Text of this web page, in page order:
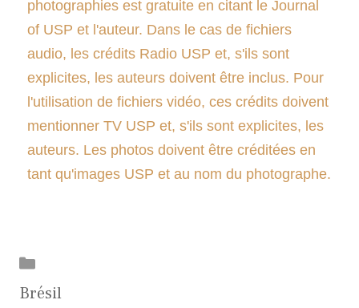
photographies est gratuite en citant le Journal
of USP et l'auteur. Dans le cas de fichiers
audio, les crédits Radio USP et, s'ils sont
explicites, les auteurs doivent être inclus. Pour
l'utilisation de fichiers vidéo, ces crédits doivent
mentionner TV USP et, s'ils sont explicites, les
auteurs. Les photos doivent être créditées en
tant qu'images USP et au nom du photographe.
Brésil